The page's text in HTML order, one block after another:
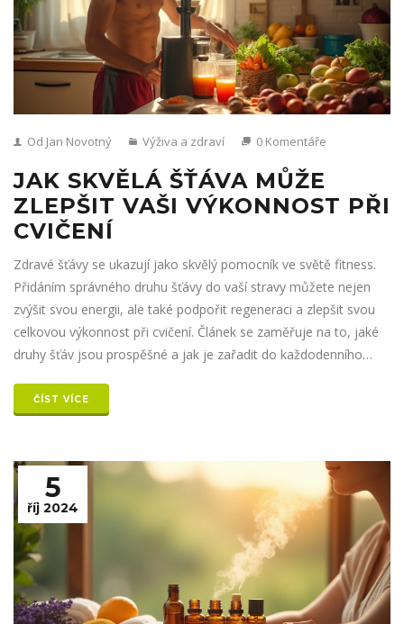
Od Jan Novotný Výživa a zdraví 0 Komentáře
JAK SKVĚLÁ ŠŤÁVA MŮŽE
ZLEPŠIT VAŠI VÝKONNOST PŘI
CVIČENÍ
Zdravé šťávy se ukazují jako skvělý pomocník ve světě fitness.
Přidáním správného druhu šťávy do vaší stravy můžete nejen
zvýšit svou energii, ale také podpořit regeneraci a zlepšit svou
celkovou výkonnost při cvičení. Článek se zaměřuje na to, jaké
druhy šťáv jsou prospěšné a jak je zařadit do každodenního
naleznete i několik zajímavostí a tipů, které vás možná překvapí.
ČÍST VÍCE
5
říj 2024